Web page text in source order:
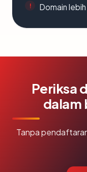
Domain
Periksa
dalam
Tanpa